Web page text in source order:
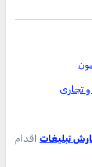
تجاری
تبلیغات اقدام